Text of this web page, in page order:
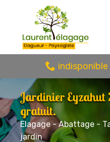
indisponible
Jardinier Eyzahut
gratuit.
Elagage - Abattage -
jardin